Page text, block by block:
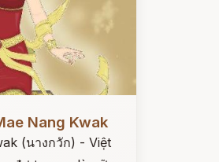
Nang Kwak
(นางกวัก) - Việt